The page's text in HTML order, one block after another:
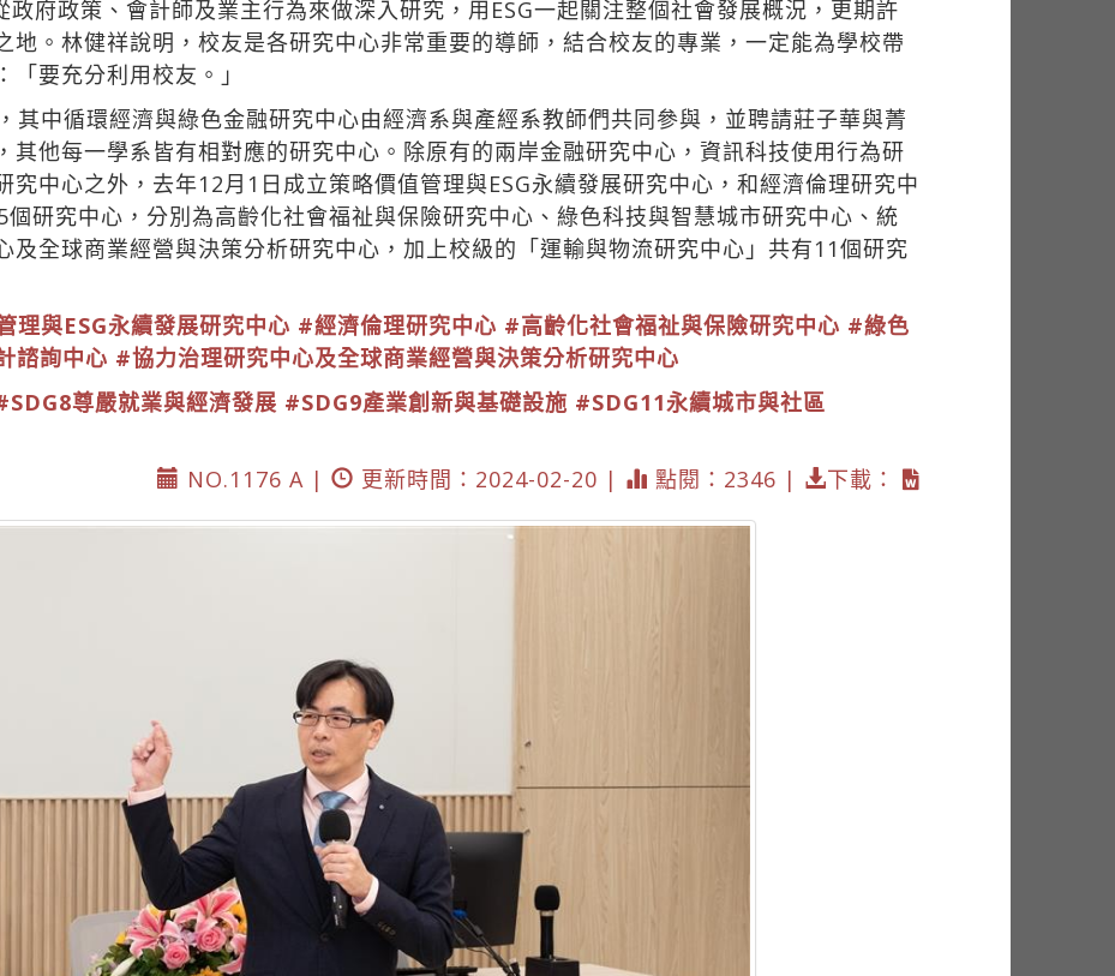
政府政策、會計師及業主行為來做深入研究，用ESG一起關注整個社會發展概況，更期許
地。林健祥說明，校友是各研究中心非常重要的導師，結合校友的專業，一定能為學校帶
要充分利用校友。」
其中循環經濟與綠色金融研究中心由經濟系與產經系教師們共同參與，並聘請莊子華與菁
其他每一學系皆有相對應的研究中心。除原有的兩岸金融研究中心，資訊科技使用行為研
究中心之外，去年12月1日成立策略價值管理與ESG永續發展研究中心，和經濟倫理研究中
研究中心，分別為高齡化社會福祉與保險研究中心、綠色科技與智慧城市研究中心、統
及全球商業經營與決策分析研究中心，加上校級的「運輸與物流研究中心」共有11個研究
理與ESG永續發展研究中心 #經濟倫理研究中心 #高齡化社會福祉與保險研究中心 #綠色
諮詢中心 #協力治理研究中心及全球商業經營與決策分析研究中心
尊嚴就業與經濟發展 #SDG9產業創新與基礎設施 #SDG11永續城市與社區
NO.1176 A |
更新時間：2024-02-20 | 點閱：2346 | 下載：